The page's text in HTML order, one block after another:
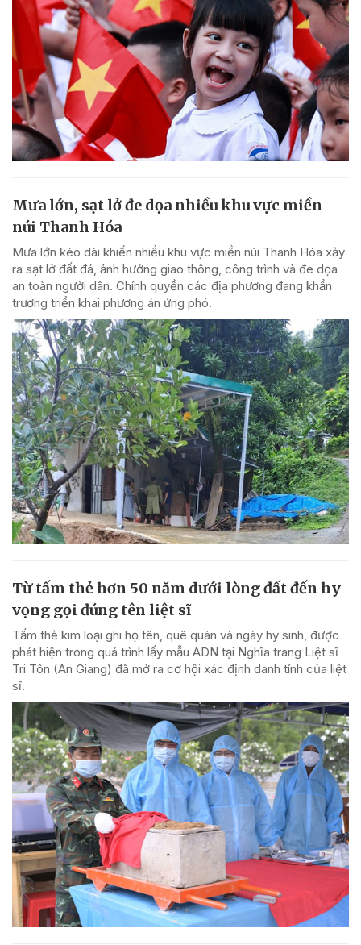
Mưa lớn, sạt lở đe dọa nhiều khu vực miền
núi Thanh Hóa
Mưa lớn kéo dài khiến nhiều khu vực miền núi Thanh Hóa xảy
ra sạt lở đất đá, ảnh hưởng giao thông, công trình và đe dọa
an toàn người dân. Chính quyền các địa phương đang khẩn
trương triển khai phương án ứng phó.
Từ tấm thẻ hơn 50 năm dưới lòng đất đến hy
vọng gọi đúng tên liệt sĩ
Tấm thẻ kim loại ghi họ tên, quê quán và ngày hy sinh, được
phát hiện trong quá trình lấy mẫu ADN tại Nghĩa trang Liệt sĩ
Tri Tôn (An Giang) đã mở ra cơ hội xác định danh tính của liệt
sĩ.